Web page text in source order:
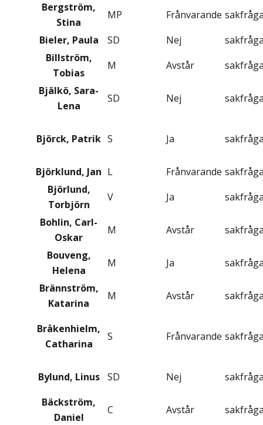
Bergström,
Stina
MP Frånvarande
Bieler, Paula
SD Nej
Billström,
Tobias
M Avstår
Bjälkö, Sara-
Lena
SD Nej
Björck, Patrik S Ja
Björklund, Jan L Frånvarande
Björlund,
Torbjörn
V Ja
Bohlin, Carl-
Oskar
M Avstår
Bouveng,
Helena
M Ja
Brännström,
Katarina
M Avstår
Bråkenhielm,
Catharina
S Frånvarande
Bylund, Linus SD Nej
Bäckström,
Daniel
C Avstår